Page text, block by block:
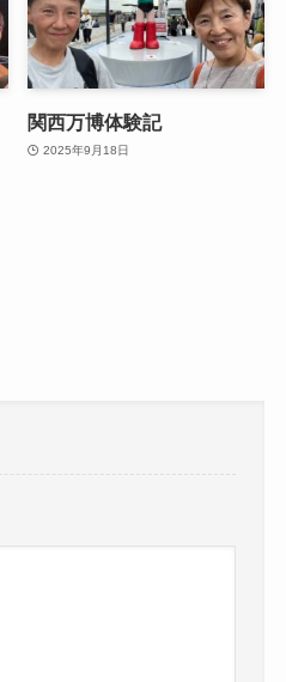
関西万博体験記
2025年9月18日